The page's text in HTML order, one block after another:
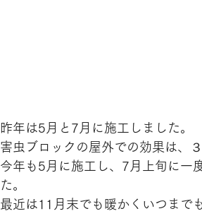
昨年は5月と7月に施工しました。
害虫ブロックの屋外での効果は、
今年も5月に施工し、7月上旬に一
た。
最近は11月末でも暖かくいつまで